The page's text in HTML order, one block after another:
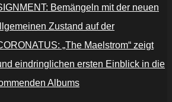
Bemängeln mit der neuen
Zustand auf der
„The Maelstrom“ zeigt
eindringlichen ersten Einblick in die
Albums